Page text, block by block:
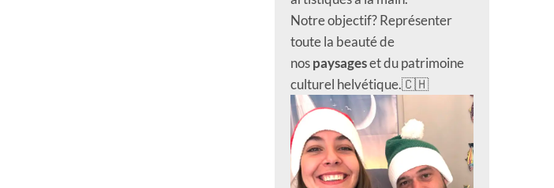
Notre objectif? Représenter
toute la beauté de
nospaysageset du patrimoine
culturel helvétique.🇨🇭